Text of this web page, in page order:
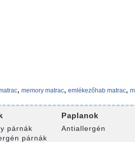
, memory matrac, emlékezőhab matrac,
párnák
párnák
Paplanok
Antiallergén